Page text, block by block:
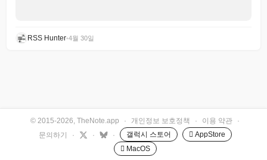
RSS Hunter•4월 30일
© 2015-2026, TheNote.app · 개인정보 보호정책 · 이용 약관
·
문의하기
· · · 갤럭시 스토어
 AppStore
 MacOS